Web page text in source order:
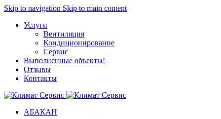
Skip to navigation Skip to main content
Услуги
Вентиляция
Кондиционирование
Сервис
Выполненные объекты!
Отзывы
Контакты
АБАКАН